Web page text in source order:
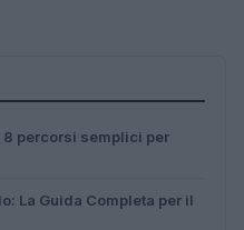
8 percorsi semplici per
La Guida Completa per il